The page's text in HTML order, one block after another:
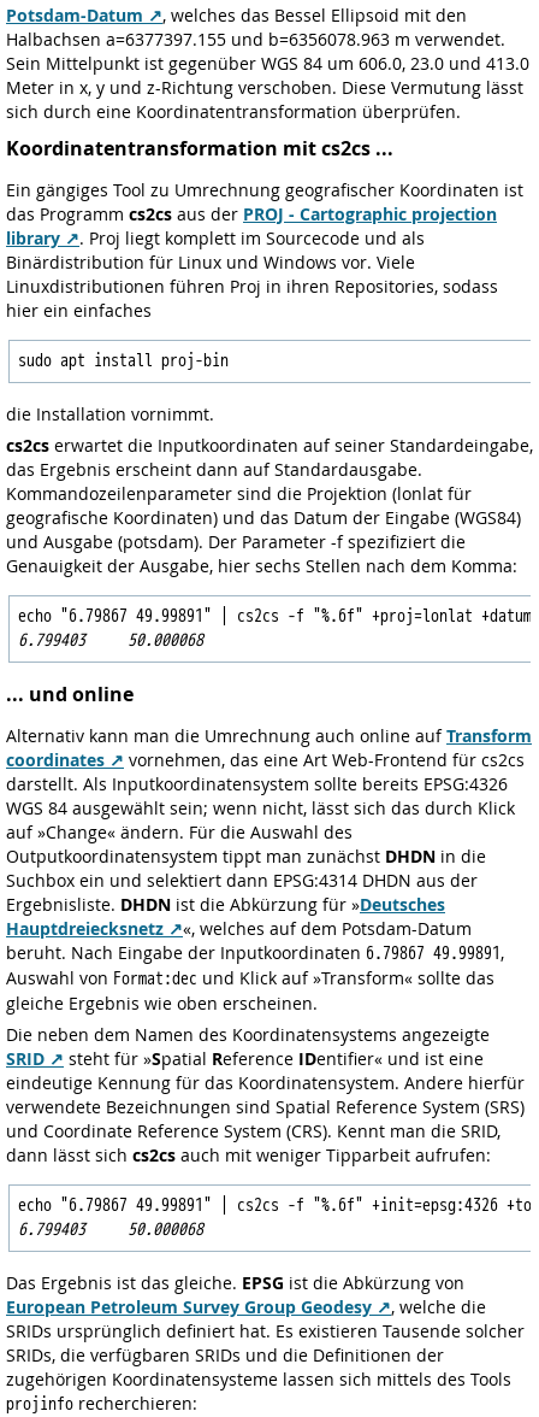
Potsdam-Datum
, welches das Bessel Ellipsoid mit den
Halbachsen a=6377397.155 und b=6356078.963 m verwendet.
Sein Mittelpunkt ist gegenüber WGS 84 um 606.0, 23.0 und 413.0
Meter in x, y und z-Richtung verschoben. Diese Vermutung lässt
sich durch eine Koordinatentransformation überprüfen.
Koordinatentransformation mit cs2cs ...
Ein gängiges Tool zu Umrechnung geografischer Koordinaten ist
das Programm cs2cs aus der PROJ - Cartographic projection
library
. Proj liegt komplett im Sourcecode und als
Binärdistribution für Linux und Windows vor. Viele
Linuxdistributionen führen Proj in ihren Repositories, sodass
hier ein einfaches
die Installation vornimmt.
cs2cs erwartet die Inputkoordinaten auf seiner Standardeingabe,
das Ergebnis erscheint dann auf Standardausgabe.
Kommandozeilenparameter sind die Projektion (lonlat für
geografische Koordinaten) und das Datum der Eingabe (WGS84)
und Ausgabe (potsdam). Der Parameter -f spezifiziert die
Genauigkeit der Ausgabe, hier sechs Stellen nach dem Komma:
6.799403     50.000068
... und online
Alternativ kann man die Umrechnung auch online aufTransform
coordinates
vornehmen, das eine Art Web-Frontend für cs2cs
darstellt. Als Inputkoordinatensystem sollte bereits EPSG:4326
WGS 84 ausgewählt sein; wenn nicht, lässt sich das durch Klick
auf »Change« ändern. Für die Auswahl des
Outputkoordinatensystem tippt man zunächst DHDN in die
Suchbox ein und selektiert dann EPSG:4314 DHDN aus der
Ergebnisliste. DHDN ist die Abkürzung für »Deutsches
Hauptdreiecksnetz
«, welches auf dem Potsdam-Datum
beruht. Nach Eingabe der Inputkoordinaten 6.79867 49.99891 ,
Auswahl von Format:dec und Klick auf »Transform« sollte das
gleiche Ergebnis wie oben erscheinen.
Die neben dem Namen des Koordinatensystems angezeigte
SRID
steht für »Spatial Reference IDentifier« und ist eine
eindeutige Kennung für das Koordinatensystem. Andere hierfür
verwendete Bezeichnungen sind Spatial Reference System (SRS)
und Coordinate Reference System (CRS). Kennt man die SRID,
dann lässt sich cs2cs auch mit weniger Tipparbeit aufrufen:
6.799403     50.000068
Das Ergebnis ist das gleiche. EPSG ist die Abkürzung von
European Petroleum Survey Group Geodesy
, welche die
SRIDs ursprünglich definiert hat. Es existieren Tausende solcher
SRIDs, die verfügbaren SRIDs und die Definitionen der
zugehörigen Koordinatensysteme lassen sich mittels des Tools
projinfo recherchieren: